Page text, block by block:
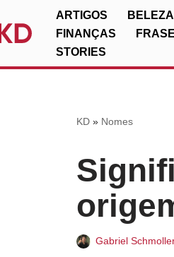
ARTIGOS
FINANÇAS
STORIES
KD» Nomes
Gabriel